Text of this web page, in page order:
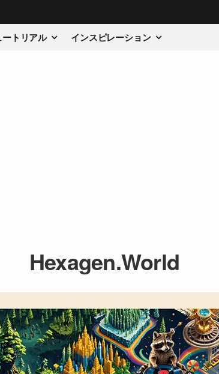
トリアル インスピレーション
Hexagen.World